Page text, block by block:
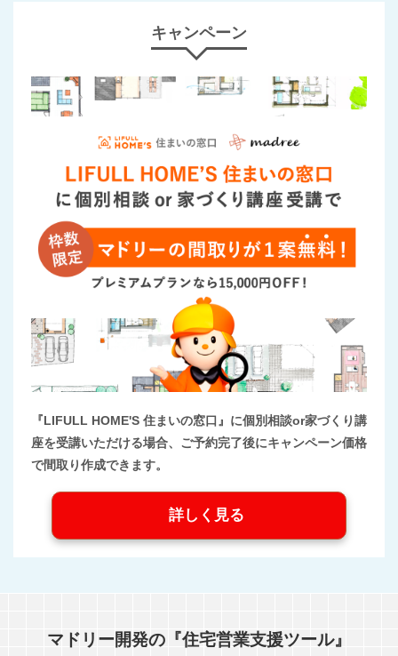
キャンペーン
『LIFULL HOME'S 住まいの窓口』に個別相談or家づくり講
座を受講いただける場合、ご予約完了後にキャンペーン価格
で間取り作成できます。
詳しく見る
マドリー開発の『住宅営業支援ツール』